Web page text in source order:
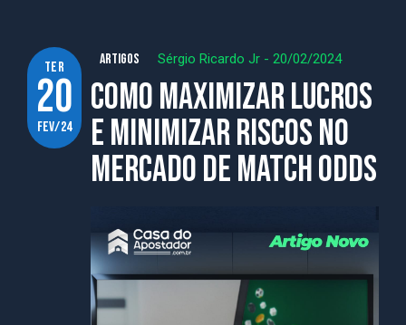
ter
20
fev/24
ARTIGOS Sérgio Ricardo Jr - 20/02/2024
Como maximizar lucros
e minimizar riscos no
mercado de match odds